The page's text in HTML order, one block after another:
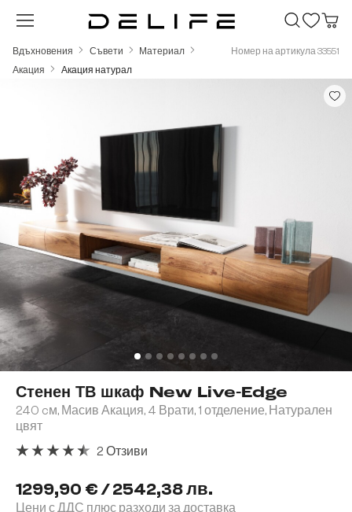
Преминете към основното съдържание
Вдъхновения Съвети
Материал
Акация
Акация натурал
Номер на артикула 33551
Стенен ТВ шкаф New Live-Edge
240 cм, Масив Акация, 4 Врати, 1 отделение, Натурален
цвят
1299,90 € / 2542,38 лв.
Цени с ДДС плюс разходи за доставка
2 Отзиви